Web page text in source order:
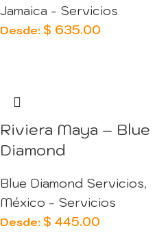
Jamaica - Servicios
Desde: $ 635.00
Riviera Maya – Blue
Diamond
Blue Diamond Servicios,
México - Servicios
Desde: $ 445.00